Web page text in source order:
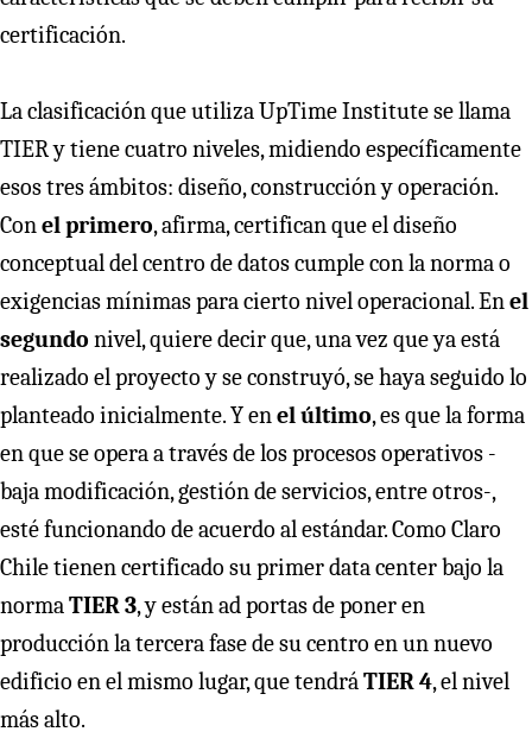
certificación.
La clasificación que utiliza UpTime Institute se llama
TIER y tiene cuatro niveles, midiendo específicamente
esos tres ámbitos: diseño, construcción y operación.
Con el primero, afirma, certifican que el diseño
conceptual del centro de datos cumple con la norma o
exigencias mínimas para cierto nivel operacional. En el
segundo nivel, quiere decir que, una vez que ya está
realizado el proyecto y se construyó, se haya seguido lo
planteado inicialmente. Y en el último, es que la forma
en que se opera a través de los procesos operativos -
baja modificación, gestión de servicios, entre otros-,
esté funcionando de acuerdo al estándar. Como Claro
Chile tienen certificado su primer data center bajo la
norma TIER 3, y están ad portas de poner en
producción la tercera fase de su centro en un nuevo
edificio en el mismo lugar, que tendrá TIER 4, el nivel
más alto.